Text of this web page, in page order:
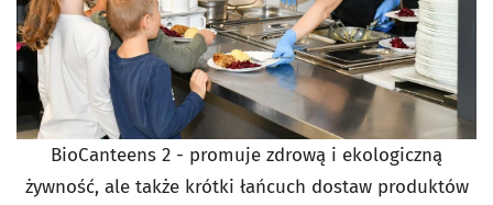
BioCanteens 2 - promuje zdrową i ekologiczną
żywność, ale także krótki łańcuch dostaw produktów